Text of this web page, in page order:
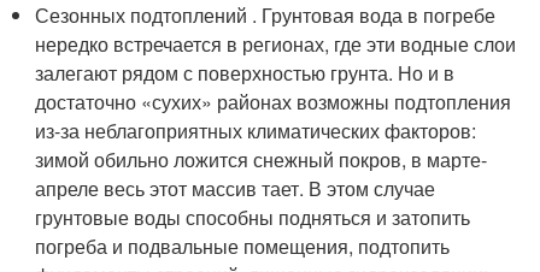
Сезонных подтоплений . Грунтовая вода в погребе
нередко встречается в регионах, где эти водные слои
залегают рядом с поверхностью грунта. Но и в
достаточно «сухих» районах возможны подтопления
из-за неблагоприятных климатических факторов:
зимой обильно ложится снежный покров, в марте-
апреле весь этот массив тает. В этом случае
грунтовые воды способны подняться и затопить
погреба и подвальные помещения, подтопить